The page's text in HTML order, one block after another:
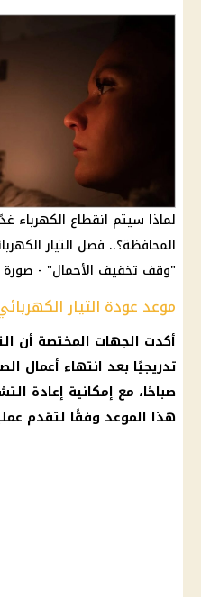
المحافظة؟.. فصل التيار
"وقف تخفيف الأحمال" - صورة
موعد عودة التيار
أكدت الجهات المختصة أن
صباحًا، مع إمكانية إعادة
هذا الموعد وفقًا لتقدم